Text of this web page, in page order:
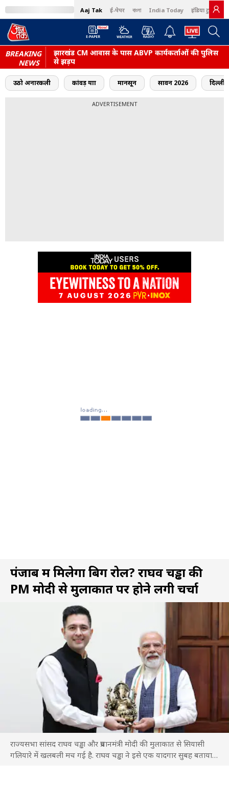
Aaj Tak ई-पेपर বাংলা India Today इंडिया टुडे हिंदी
BREAKING
NEWS
झारखंड CM आवास के पास ABVP कार्यकर्ताओं की पुलिस
से झड़प
उठो अनारकली कांवड़ यात्रा मानसून सावन 2026 दिल्ली
ADVERTISEMENT
पंजाब में मिलेगा बिग रोल? राघव चड्ढा की
PM मोदी से मुलाकात पर होने लगी चर्चा
राज्यसभा सांसद राघव चड्ढा और प्रधानमंत्री मोदी की मुलाकात से सियासी
गलियारे में खलबली मच गई है. राघव चड्ढा ने इसे एक यादगार सुबह बताया